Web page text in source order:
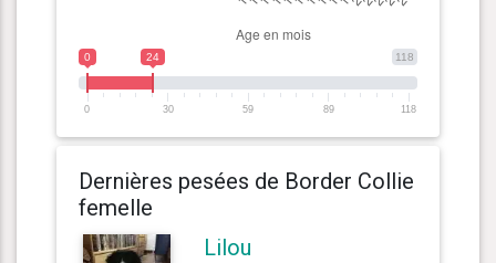
118
0 24
0 30 59 89 118
Dernières pesées de Border Collie
femelle
Lilou